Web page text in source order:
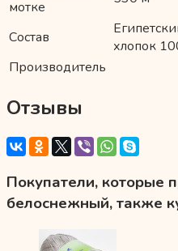
мотке
Состав
хлопок
Производитель
Отзывы
Покупатели, которые
белоснежный, также